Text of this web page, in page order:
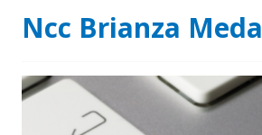
Ncc Brianza Meda